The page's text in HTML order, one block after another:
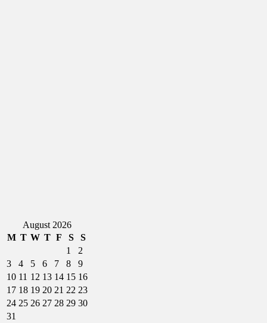
August 2026
M T W T F S
S
1
2
3
4 5 6 7 8
9
10 11 12 13 14 15 16
17 18 19 20 21 22 23
24 25 26 27 28 29 30
31